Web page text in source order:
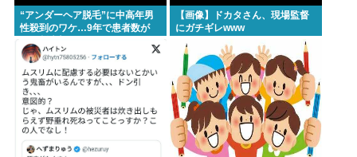
“アンダーヘア脱毛”に中高年男
性殺到のワケ…9年で患者数が
200倍以上
【画像】ドカタさん、現場監督
にガチギレwww